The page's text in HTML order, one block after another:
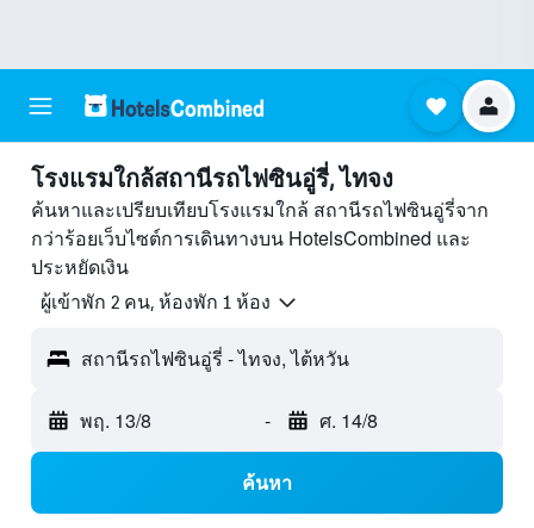
โรงแรมใกล้สถานีรถไฟซินอู่รี่, ไทจง
ค้นหาและเปรียบเทียบโรงแรมใกล้ สถานีรถไฟซินอู่รี่จาก
กว่าร้อยเว็บไซต์การเดินทางบน HotelsCombined และ
ประหยัดเงิน
ผู้เข้าพัก 2 คน, ห้องพัก 1 ห้อง
สถานีรถไฟซินอู่รี่ - ไทจง, ไต้หวัน
พฤ. 13/8 - ศ. 14/8
ค้นหา